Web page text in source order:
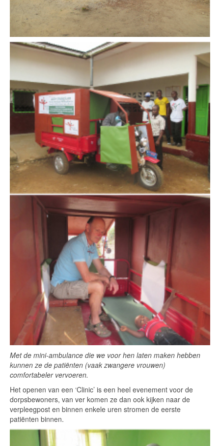
Met de mini-ambulance die we voor hen laten maken hebben
kunnen ze de patiënten (vaak zwangere vrouwen)
comfortabeler vervoeren.
Het openen van een ‘Clinic’ is een heel evenement voor de
dorpsbewoners, van ver komen ze dan ook kijken naar de
verpleegpost en binnen enkele uren stromen de eerste
patiënten binnen.